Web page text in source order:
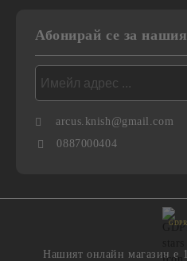
Абонирай се за
arcus.knish@gmail.com
0887000404
GDPR
Нашият онлайн магазин е